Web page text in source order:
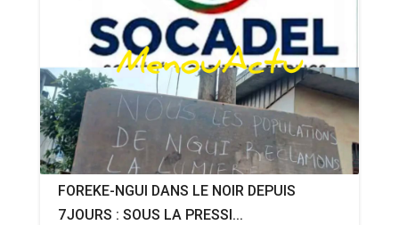
FOREKE-NGUI DANS LE NOIR DEPUIS
7JOURS : SOUS LA PRESSI...